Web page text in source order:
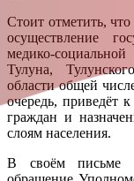
Стоит отметить,
осуществление
медико-
Тулуна,
области общей
очередь, приведёт
граждан и
слоям населения.
В своём письме